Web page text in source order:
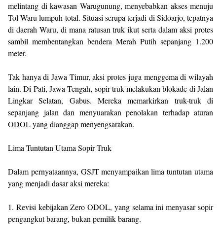
melintang di kawasan Warugunung, menyebabkan akses menuju
Tol Waru lumpuh total. Situasi serupa terjadi di Sidoarjo, tepatnya
di daerah Waru, di mana ratusan truk ikut serta dalam aksi protes
sambil membentangkan bendera Merah Putih sepanjang 1.200
meter.
Tak hanya di Jawa Timur, aksi protes juga menggema di wilayah
lain. Di Pati, Jawa Tengah, sopir truk melakukan blokade di Jalan
Lingkar Selatan, Gabus. Mereka memarkirkan truk-truk di
sepanjang jalan dan menyuarakan penolakan terhadap aturan
ODOL yang dianggap menyengsarakan.
Lima Tuntutan Utama Sopir Truk
Dalam pernyataannya, GSJT menyampaikan lima tuntutan utama
yang menjadi dasar aksi mereka:
1. Revisi kebijakan Zero ODOL, yang selama ini menyasar sopir
pengangkut barang, bukan pemilik barang.